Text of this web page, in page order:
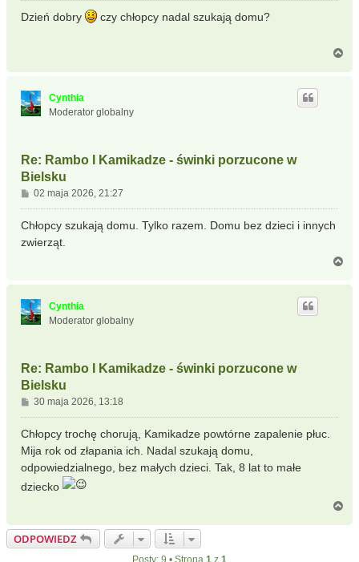
s
Dzień dobry czy chłopcy nadal szukają domu?
Cynthia
Moderator globalny
Re: Rambo I Kamikadze - świnki porzucone w
Bielsku
P
o
s
02 maja 2026, 21:27
Chłopcy szukają domu. Tylko razem. Domu bez dzieci i innych
zwierząt.
g
Cynthia
Moderator globalny
Re: Rambo I Kamikadze - świnki porzucone w
Bielsku
P
o
s
t
30 maja 2026, 13:18
Chłopcy trochę chorują, Kamikadze powtórne zapalenie płuc.
Mija rok od złapania ich. Nadal szukają domu,
odpowiedzialnego, bez małych dzieci. Tak, 8 lat to małe
dziecko
ODPOWIEDZ